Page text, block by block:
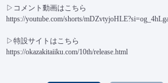
▷コメント動画はこちら
https://youtube.com/shorts/
▷特設サイトはこちら
https://okazakitaiiku.com/10th/release.html